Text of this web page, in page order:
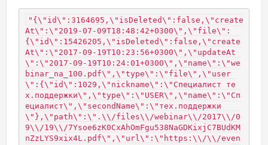
"{\"id\":3164695,\"isDeleted\":false,\"create
At\":\"2019-07-09T18:48:42+0300\",\"file\":
{\"id\":15426205,\"isDeleted\":false,\"create
At\":\"2017-09-19T10:23:56+0300\",\"updateAt
\":\"2017-09-19T10:24:01+0300\",\"name\":\"we
binar_na_100.pdf\",\"type\":\"file\",\"user
\":{\"id\":1029,\"nickname\":\"Специалист те
х.поддержки\",\"type\":\"USER\",\"name\":\"Сп
ециалист\",\"secondName\":\"тех.поддержки
\"},\"path\":\".\\/files\\/webinar\\/2017\\/0
9\\/19\\/7Ysoe6zK0CxAhOmFgu538NaGDKixjC7BUdKM
nZzLYS9xix4L.pdf\",\"url\":\"https:\\/\\/even